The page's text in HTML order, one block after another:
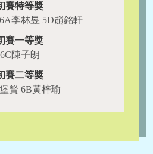
賽特等獎
李林昱 5D趙銘軒
賽一等獎
6C陳子朗
賽二等獎
賢 6B黃梓瑜